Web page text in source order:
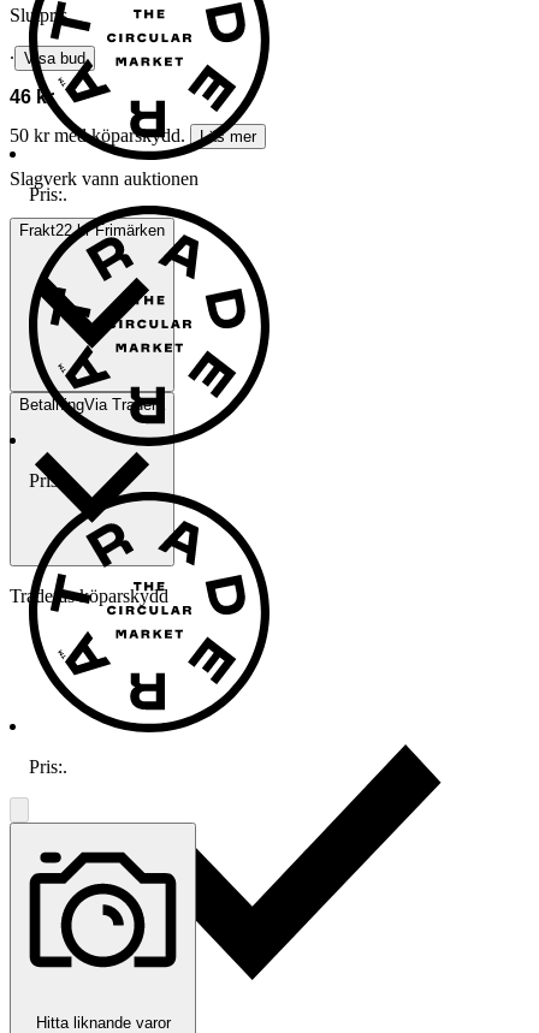
Slutpris
∙ Visa bud
46 kr
50 kr med köparskydd.
Läs mer
Slagverk vann auktionen
Frakt22 kr Frimärken
BetalningVia Tradera
Traderas köparskydd
Pris:.
Pris:
Pris:.
Hitta liknande varor